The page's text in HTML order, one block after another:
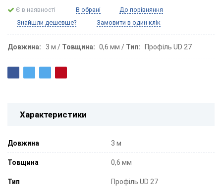
Є в наявності В обрані
До порівняння
Знайшли дешевше?
Замовити в один клік
Довжина 3 м Товщина 0,6 мм Тип Профіль UD 27
Характеристики
Довжина 3 м
Товщина 0,6 мм
Тип Профіль UD 27